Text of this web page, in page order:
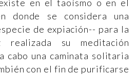
en el taoísmo o en el
donde se considera una
de expiación-- para la
realizada su meditación
cabo una caminata solitaria
con el fin de purificarse